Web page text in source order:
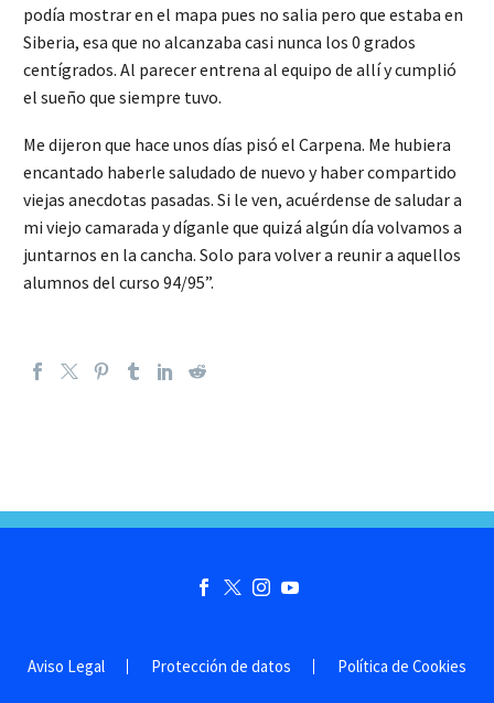
podía mostrar en el mapa pues no salia pero que estaba en
Siberia, esa que no alcanzaba casi nunca los 0 grados
centígrados. Al parecer entrena al equipo de allí y cumplió
el sueño que siempre tuvo.
Me dijeron que hace unos días pisó el Carpena. Me hubiera
encantado haberle saludado de nuevo y haber compartido
viejas anecdotas pasadas. Si le ven, acuérdense de saludar a
mi viejo camarada y díganle que quizá algún día volvamos a
juntarnos en la cancha. Solo para volver a reunir a aquellos
alumnos del curso 94/95”.
Aviso Legal Protección de datos Política de Cookies